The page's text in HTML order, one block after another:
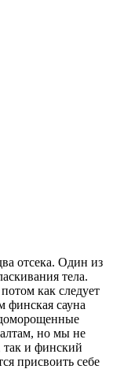
отсека. Один из
тела.
как следует
финская сауна
но мы не
так и финский
присвоить себе